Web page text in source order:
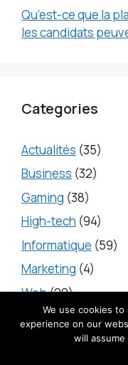
Qu’est-ce que la
les candidats
Categories
Actualités (35)
Business (32)
Gaming (38)
High-tech (94)
Informatique (59)
Marketing (4)
Web(20)
We use cookies
experience on our
will